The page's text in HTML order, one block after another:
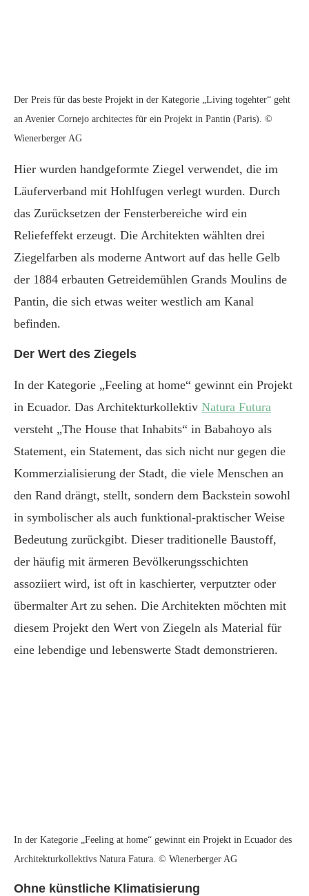
Der Preis für das beste Projekt in der Kategorie „Living togehter“ geht
an Avenier Cornejo architectes für ein Projekt in Pantin (Paris). ©
Wienerberger AG
Hier wurden handgeformte Ziegel verwendet, die im
Läuferverband mit Hohlfugen verlegt wurden. Durch
das Zurücksetzen der Fensterbereiche wird ein
Reliefeffekt erzeugt. Die Architekten wählten drei
Ziegelfarben als moderne Antwort auf das helle Gelb
der 1884 erbauten Getreidemühlen Grands Moulins de
Pantin, die sich etwas weiter westlich am Kanal
befinden.
Der Wert des Ziegels
In der Kategorie „Feeling at home“ gewinnt ein Projekt
in Ecuador. Das Architekturkollektiv Natura Futura
versteht „The House that Inhabits“ in Babahoyo als
Statement, ein Statement, das sich nicht nur gegen die
Kommerzialisierung der Stadt, die viele Menschen an
den Rand drängt, stellt, sondern dem Backstein sowohl
in symbolischer als auch funktional-praktischer Weise
Bedeutung zurückgibt. Dieser traditionelle Baustoff,
der häufig mit ärmeren Bevölkerungsschichten
assoziiert wird, ist oft in kaschierter, verputzter oder
übermalter Art zu sehen. Die Architekten möchten mit
diesem Projekt den Wert von Ziegeln als Material für
eine lebendige und lebenswerte Stadt demonstrieren.
In der Kategorie „Feeling at home“ gewinnt ein Projekt in Ecuador des
Architekturkollektivs Natura Fatura. © Wienerberger AG
Ohne künstliche Klimatisierung